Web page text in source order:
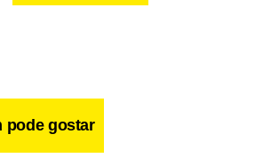
pode gostar